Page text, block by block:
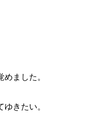
ました。
きたい。